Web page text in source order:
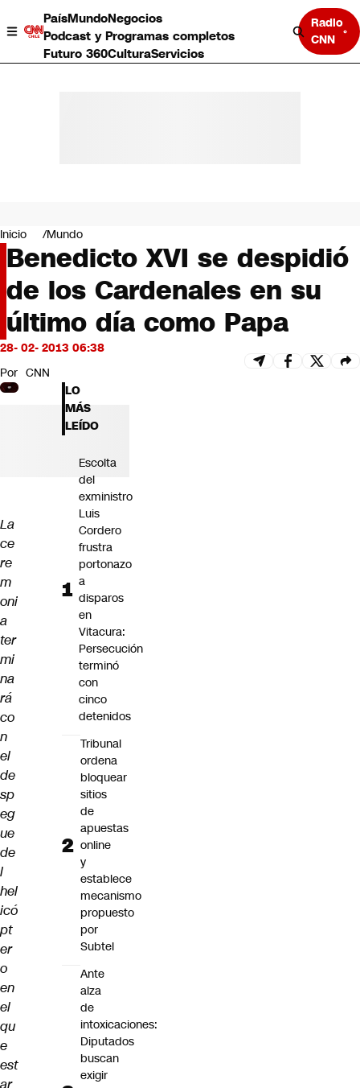
PaísMundoNegocios
Podcast y Programas completos
Futuro 360CulturaServicios
Radio
CNN
Negocios
Deportes
Programas completos
Cultura
Servicios
Bits
CNN tiempo
Futuro 360
Opinión
Inicio Mundo
Benedicto XVI se despidió
de los Cardenales en su
último día como Papa
28- 02- 2013 06:38
Por CNN
La
ce
re
m
oni
a
ter
mi
na
rá
co
n
el
de
sp
eg
ue
de
l
hel
icó
pt
er
o
en
el
qu
e
est
ar
LO
MÁS
LEÍDO
Escolta
del
exministro
Luis
Cordero
frustra
portonazo
a
disparos
en
Vitacura:
Persecución
terminó
con
cinco
detenidos
Tribunal
ordena
bloquear
sitios
de
apuestas
online
y
establece
mecanismo
propuesto
por
Subtel
Ante
alza
de
intoxicaciones:
Diputados
buscan
exigir